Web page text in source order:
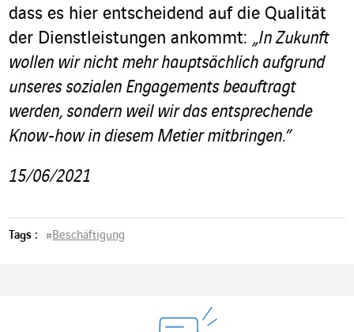
dass es hier entscheidend auf die Qualität
der Dienstleistungen ankommt: „In Zukunft
wollen wir nicht mehr hauptsächlich aufgrund
unseres sozialen Engagements beauftragt
werden, sondern weil wir das entsprechende
Know-how in diesem Metier mitbringen.”
15/06/2021
Tags : #Beschäftigung